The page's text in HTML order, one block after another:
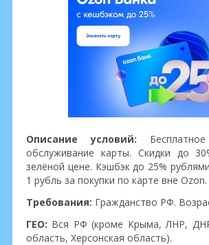
Описание условий:
обслуживание карты. Скидки до
зелёной цене. Кэшбэк до 25%
1 рубль за покупки по карте вне Ozon.
Требования: Гражданство РФ.
ГЕО: Вся РФ (кроме Крыма, ЛНР,
область, Херсонская область).